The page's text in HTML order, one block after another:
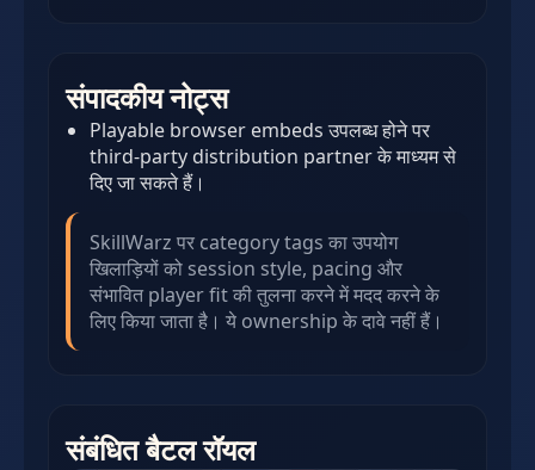
संपादकीय नोट्स
Playable browser embeds उपलब्ध होने पर
third-party distribution partner के माध्यम से
दिए जा सकते हैं।
SkillWarz पर category tags का उपयोग
खिलाड़ियों को session style, pacing और
संभावित player fit की तुलना करने में मदद करने के
लिए किया जाता है। ये ownership के दावे नहीं हैं।
संबंधित बैटल रॉयल